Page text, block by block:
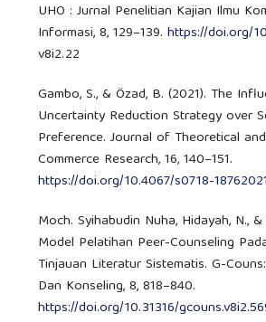
UHO : Jurnal Penelitian Kajian Ilmu
Informasi, 8, 129–139.https://doi.org/
v8i2.22
Gambo, S., & Özad, B. (2021). The
Uncertainty Reduction Strategy over
Preference. Journal of Theoretical
Commerce Research, 16, 140–151.
https://doi.org/10.4067/s0718-
Moch. Syihabudin Nuha, Hidayah, N.,
Model Pelatihan Peer-Counseling
Tinjauan Literatur Sistematis. G-
Dan Konseling, 8, 818–840.
https://doi.org/10.31316/